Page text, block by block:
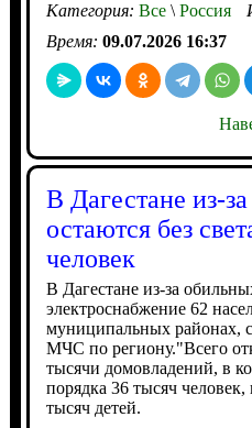
Категория: Все\Россия
Время: 09.07.2026 16:37
В Дагестане из-
остаются без
человек
В Дагестане из-за
электроснабжение 62
муниципальных районах,
МЧС по региону."Всего
тысячи домовладений, в
порядка 36 тысяч
тысяч детей.